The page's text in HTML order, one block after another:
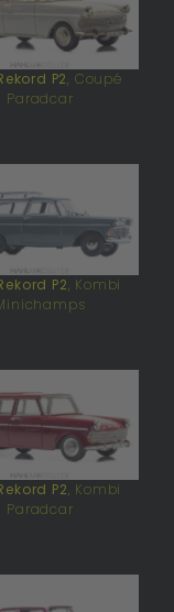
P2, Coupé
Paradcar
P2, Kombi
P2, Kombi
Paradcar